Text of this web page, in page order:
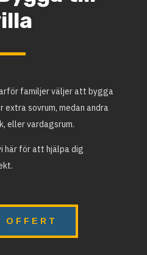
familjer väljer att bygga
extra sovrum, medan andra
eller vardagsrum.
här för att hjälpa dig
OFFERT